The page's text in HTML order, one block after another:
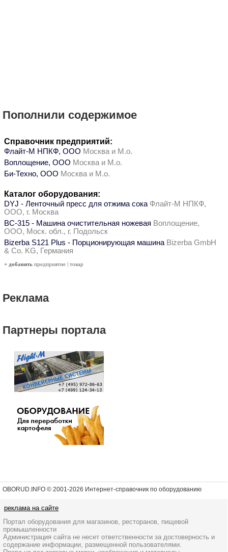
Пополнили содержимое
Справочник предприятий:
Флайт-М НПКФ, ООО Москва и М.о.
Воплощение, ООО Москва и М.о.
Би-Техно, ООО Москва и М.о.
Каталог оборудования:
DYJ - Ленточный пресс для отжима сока Флайт-М НПКФ,
ООО, г. Москва
ВС-315 - Машина очистительная ножевая Воплощение,
ООО, Моск. обл., г. Подольск
Bizerba S121 Plus - Порционирующая машина Bizerba GmbH
& Co. KG, Германия
+ добавить предприятие | товар
Реклама
Партнеры портала
OBORUD.INFO © 2001-2026 Интернет-справочник по оборудованию
реклама на сайте
Портал оборудования для магазинов, ресторанов, пищевой
промышленности
Администрация сайта не несет ответственности за достоверность и
содержание информации, размещенной пользователями.